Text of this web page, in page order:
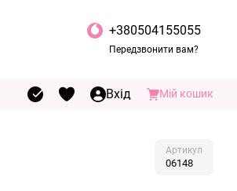
+380504155055
Передзвонити вам?
Вхід Мій кошик
Артикул
06148